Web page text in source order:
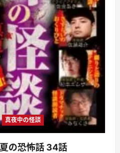
真夜中の怪談
の恐怖話 34話